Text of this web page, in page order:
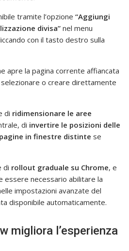
tramite l’opzione“Aggiungi
divisa” nel menu
con il tasto destro sulla
apre la pagina corrente affiancata
selezionare o creare direttamente
di ridimensionare le aree
di invertire le posizioni delle
in finestre distinte se
di rollout graduale su Chrome, e
essere necessario abilitare la
impostazioni avanzate del
disponibile automaticamente.
migliora l’esperienza